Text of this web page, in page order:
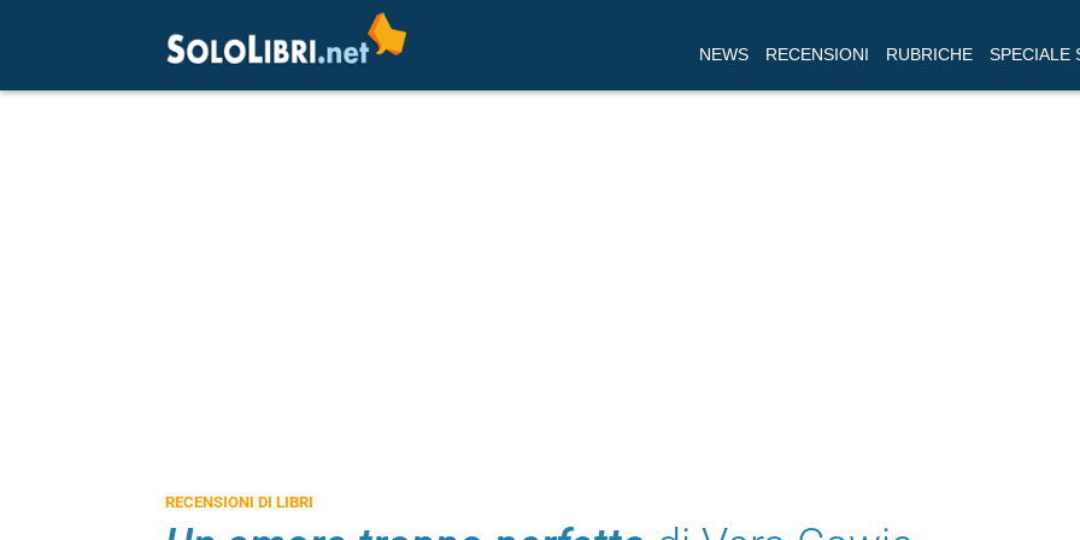
NEWS RECENSIONI RUBRICHE SPECIALE
RECENSIONI DI LIBRI